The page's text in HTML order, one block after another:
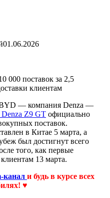
01.06.2026
000 поставок за 2,5
клиентам
— компания Denza —
Denza Z9 GT официально
поставок.
в Китае 5 марта, а
был достигнут всего
того, как первые
13 марта.
канал и будь в курсе всех
♥